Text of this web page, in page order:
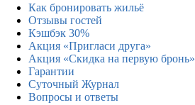
Как бронировать жильё
Отзывы гостей
Кэшбэк 30%
Акция «Пригласи друга»
Акция «Скидка на первую бронь»
Гарантии
Суточный Журнал
Вопросы и ответы